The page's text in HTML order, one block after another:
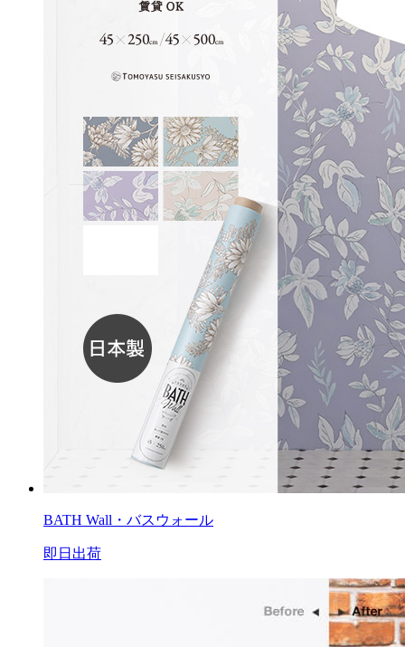
BATH Wall・バスウォール
即日出荷